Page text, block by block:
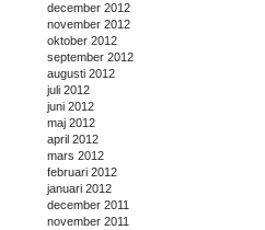
december 2012
november 2012
oktober 2012
september 2012
augusti 2012
juli 2012
juni 2012
maj 2012
april 2012
mars 2012
februari 2012
januari 2012
december 2011
november 2011